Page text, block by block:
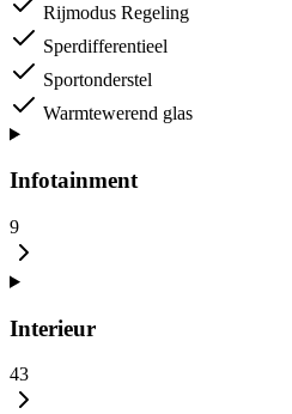
Rijmodus Regeling
Sperdifferentieel
Sportonderstel
Warmtewerend glas
Infotainment
9
Interieur
43